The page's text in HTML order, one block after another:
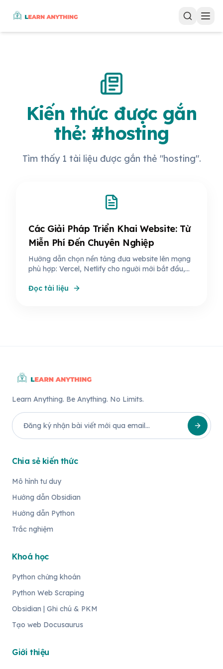
Kiến thức được gắn
thẻ: #hosting
Tìm thấy 1 tài liệu được gắn thẻ "hosting".
Các Giải Pháp Triển Khai Website: Từ
Miễn Phí Đến Chuyên Nghiệp
Hướng dẫn chọn nền tảng đưa website lên mạng
phù hợp: Vercel, Netlify cho người mới bắt đầu,
Cloud cho doanh nghiệp. So sánh chi tiết ưu
Đọc tài liệu
Learn Anything. Be Anything. No Limits.
Chia sẻ kiến thức
Mô hình tư duy
Hướng dẫn Obsidian
Hướng dẫn Python
Trắc nghiệm
Khoá học
Python chứng khoán
Python Web Scraping
Obsidian | Ghi chú & PKM
Tạo web Docusaurus
Giới thiệu